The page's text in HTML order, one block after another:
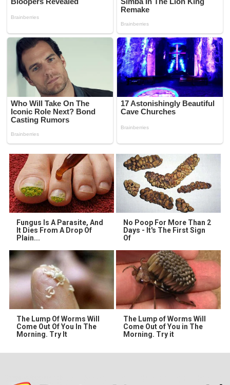
Fungus Is A Parasite, And
It Dies From A Drop Of
Plain...
No Poop For More Than 2
Days - It's The First Sign
Of
The Lump Of Worms Will
Come Out Of You In The
Morning. Try It
The Lump of Worms Will
Come Out of You in The
Morning. Try it